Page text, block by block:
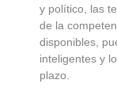
y político, las
de la
disponibles,
inteligentes y
plazo.